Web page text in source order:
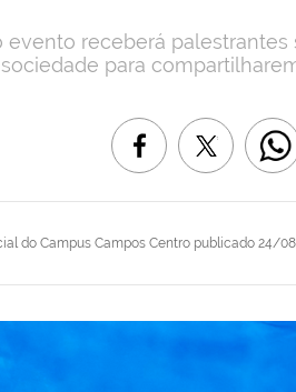
do Campus Campos Centro publicado 24/
evento receberá
sociedade para